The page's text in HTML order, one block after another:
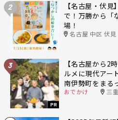
2
【名古屋・伏
で！万勝から「
場！
名古屋 中区 伏見
3
PR
【名古屋から2
ルメに現代アー
南伊勢町をまる
おでかけ 三重